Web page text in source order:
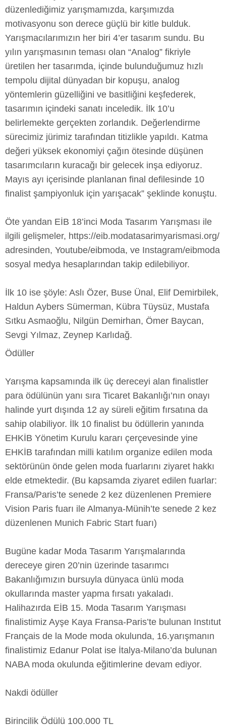
düzenlediğimiz yarışmamızda, karşımızda
motivasyonu son derece güçlü bir kitle bulduk.
Yarışmacılarımızın her biri 4’er tasarım sundu. Bu
yılın yarışmasının teması olan “Analog” fikriyle
üretilen her tasarımda, içinde bulunduğumuz hızlı
tempolu dijital dünyadan bir kopuşu, analog
yöntemlerin güzelliğini ve basitliğini keşfederek,
tasarımın içindeki sanatı inceledik. İlk 10’u
belirlemekte gerçekten zorlandık. Değerlendirme
sürecimiz jürimiz tarafından titizlikle yapıldı. Katma
değeri yüksek ekonomiyi çağın ötesinde düşünen
tasarımcıların kuracağı bir gelecek inşa ediyoruz.
Mayıs ayı içerisinde planlanan final defilesinde 10
finalist şampiyonluk için yarışacak” şeklinde konuştu.
Öte yandan EİB 18’inci Moda Tasarım Yarışması ile
ilgili gelişmeler, https://eib.modatasarimyarismasi.org/
adresinden, Youtube/eibmoda, ve Instagram/eibmoda
sosyal medya hesaplarından takip edilebiliyor.
İlk 10 ise şöyle: Aslı Özer, Buse Ünal, Elif Demirbilek,
Haldun Aybers Sümerman, Kübra Tüysüz, Mustafa
Sıtku Asmaoğlu, Nilgün Demirhan, Ömer Baycan,
Sevgi Yılmaz, Zeynep Karlıdağ.
Ödüller
Yarışma kapsamında ilk üç dereceyi alan finalistler
para ödülünün yanı sıra Ticaret Bakanlığı’nın onayı
halinde yurt dışında 12 ay süreli eğitim fırsatına da
sahip olabiliyor. İlk 10 finalist bu ödüllerin yanında
EHKİB Yönetim Kurulu kararı çerçevesinde yine
EHKİB tarafından milli katılım organize edilen moda
sektörünün önde gelen moda fuarlarını ziyaret hakkı
elde etmektedir. (Bu kapsamda ziyaret edilen fuarlar:
Fransa/Paris’te senede 2 kez düzenlenen Premiere
Vision Paris fuarı ile Almanya-Münih’te senede 2 kez
düzenlenen Munich Fabric Start fuarı)
Bugüne kadar Moda Tasarım Yarışmalarında
dereceye giren 20’nin üzerinde tasarımcı
Bakanlığımızın bursuyla dünyaca ünlü moda
okullarında master yapma fırsatı yakaladı.
Halihazırda EİB 15. Moda Tasarım Yarışması
finalistimiz Ayşe Kaya Fransa-Paris’te bulunan Instıtut
Français de la Mode moda okulunda, 16.yarışmanın
finalistimiz Edanur Polat ise İtalya-Milano’da bulunan
NABA moda okulunda eğitimlerine devam ediyor.
Nakdi ödüller
Birincilik Ödülü 100.000 TL